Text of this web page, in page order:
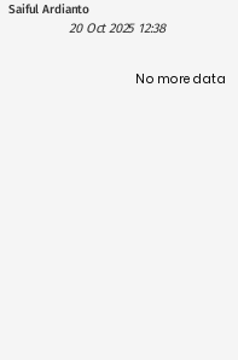
Indonesia
Saiful Ardianto
20 Oct 2025 12:38
No more data